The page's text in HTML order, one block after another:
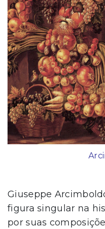
Giuseppe
figura singular na
por suas